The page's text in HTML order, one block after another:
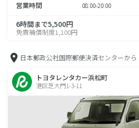
営業時間 08:00-20:00
6時間まで5,500円
免責補償制度1,100円
日本郵政公社国際郵便決済センターから
トヨタレンタカー浜松町
港区芝大門1-3-11